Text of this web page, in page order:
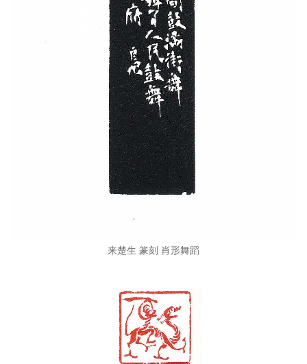
来楚生 篆刻 肖形舞蹈